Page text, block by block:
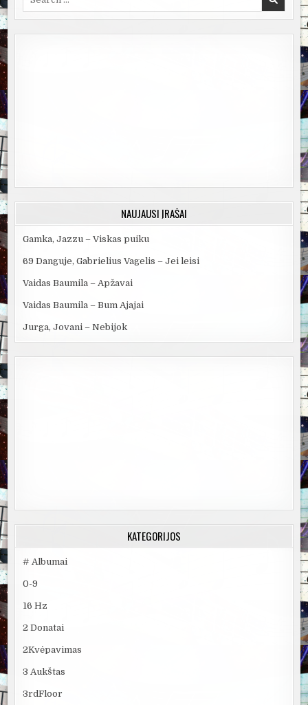
NAUJAUSI ĮRAŠAI
Gamka, Jazzu – Viskas puiku
69 Danguje, Gabrielius Vagelis – Jei leisi
Vaidas Baumila – Apžavai
Vaidas Baumila – Bum Ajajai
Jurga, Jovani – Nebijok
KATEGORIJOS
# Albumai
0-9
16 Hz
2 Donatai
2Kvėpavimas
3 Aukštas
3rdFloor